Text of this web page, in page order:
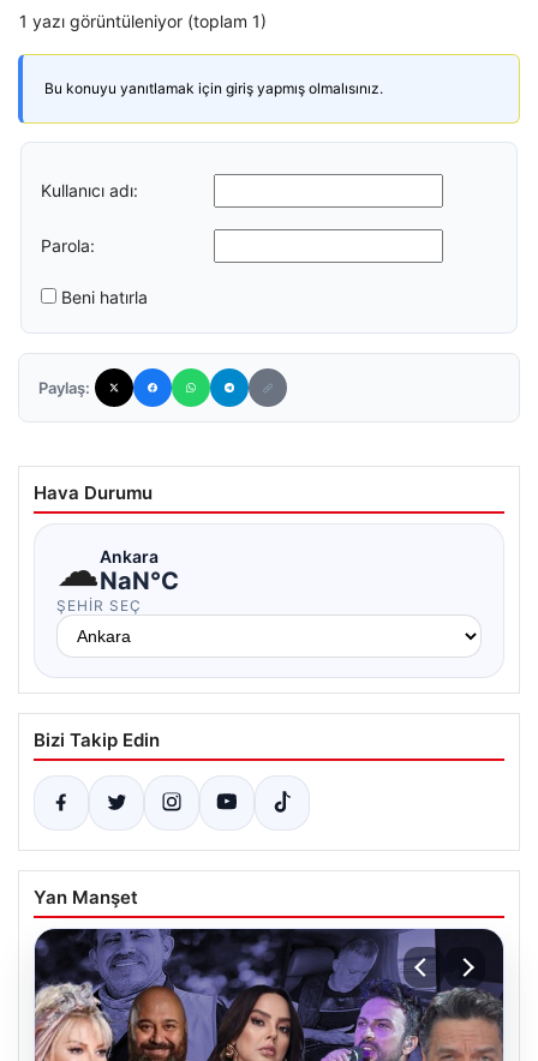
1 yazı görüntüleniyor (toplam 1)
Bu konuyu yanıtlamak için giriş yapmış olmalısınız.
Kullanıcı adı:
Parola:
Beni hatırla
Paylaş:
Hava Durumu
☁Ankara
NaN°C
ŞEHIR SEÇ
Bizi Takip Edin
Yan Manşet